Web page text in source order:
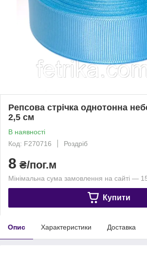
Репсова стрічка однотонна
2,5 см
В наявності
Код: F270716
Роздріб
8 ₴/пог.м
Мінімальна сума замовлення на сайті —
Купити
Опис Характеристики Доставка